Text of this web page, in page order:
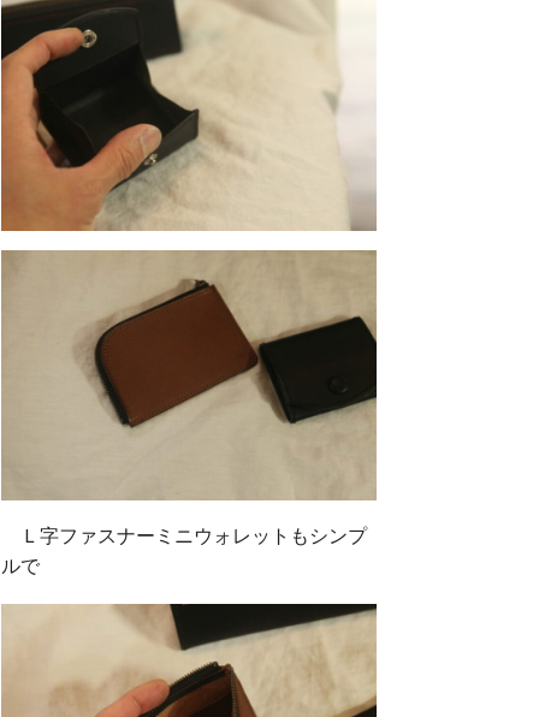
Ｌ字ファスナーミニウォレットもシンプ
ルで